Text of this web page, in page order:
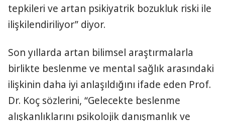
tepkileri ve artan psikiyatrik bozukluk riski ile
ilişkilendiriliyor” diyor.
Son yıllarda artan bilimsel araştırmalarla
birlikte beslenme ve mental sağlık arasındaki
ilişkinin daha iyi anlaşıldığını ifade eden Prof.
Dr. Koç sözlerini, “Gelecekte beslenme
alışkanlıklarını psikolojik danışmanlık ve